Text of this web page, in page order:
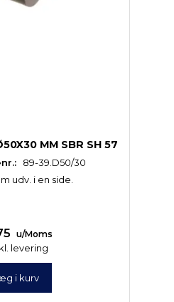
MM SBR SH 57
89-39.D50/30
udv. i en side.
u/Moms
levering
i kurv